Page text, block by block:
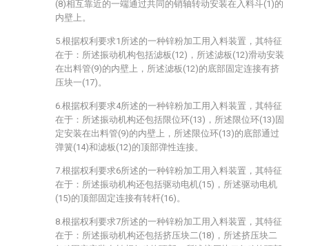
(8)相互靠近的一端通过共同的销轴转动安装在入料斗(1)的
内壁上。
5.根据权利要求1所述的一种锌粉加工用入料装置，其特征
在于：所述振动机构包括滤板(12)，所述滤板(12)滑动安装
在出料管(9)的内壁上，所述滤板(12)的底部固定连接有挤
压块一(17)。
6.根据权利要求4所述的一种锌粉加工用入料装置，其特征
在于：所述振动机构还包括限位环(13)，所述限位环(13)固
定安装在出料管(9)的内壁上，所述限位环(13)的底部通过
弹簧(14)和滤板(12)的顶部弹性连接。
7.根据权利要求6所述的一种锌粉加工用入料装置，其特征
在于：所述振动机构还包括驱动电机(15)，所述驱动电机
(15)的顶部固定连接有转杆(16)。
8.根据权利要求7所述的一种锌粉加工用入料装置，其特征
在于：所述振动机构还包括挤压块二(18)，所述挤压块二